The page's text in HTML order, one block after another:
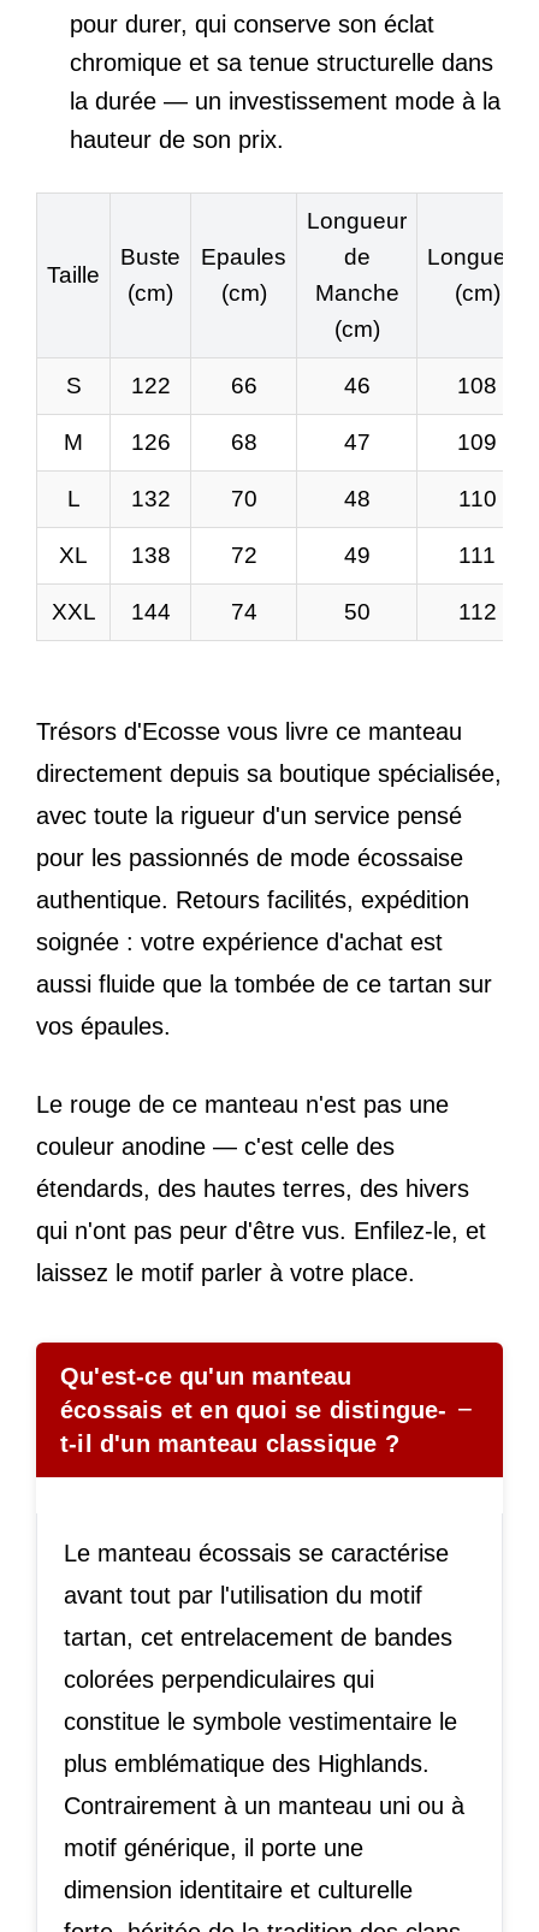
pour durer, qui conserve son éclat
chromique et sa tenue structurelle dans
la durée — un investissement mode à la
hauteur de son prix.
Taille
Buste
(cm)
Epaules
(cm)
Longueur
de
Manche
(cm)
Longueur
(cm)
S 122 66 46 108
M 126 68 47 109
L 132 70 48 110
XL 138 72 49 111
XXL 144 74 50 112
Trésors d'Ecosse vous livre ce manteau
directement depuis sa boutique spécialisée,
avec toute la rigueur d'un service pensé
pour les passionnés de mode écossaise
authentique. Retours facilités, expédition
soignée : votre expérience d'achat est
aussi fluide que la tombée de ce tartan sur
vos épaules.
Le rouge de ce manteau n'est pas une
couleur anodine — c'est celle des
étendards, des hautes terres, des hivers
qui n'ont pas peur d'être vus. Enfilez-le, et
laissez le motif parler à votre place.
Qu'est-ce qu'un manteau
écossais et en quoi se distingue-
t-il d'un manteau classique ?
−
Le manteau écossais se caractérise
avant tout par l'utilisation du motif
tartan, cet entrelacement de bandes
colorées perpendiculaires qui
constitue le symbole vestimentaire le
plus emblématique des Highlands.
Contrairement à un manteau uni ou à
motif générique, il porte une
dimension identitaire et culturelle